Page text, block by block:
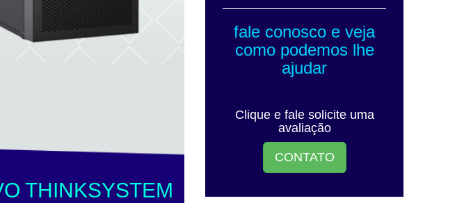
THINKSYSTEM
fale conosco e veja
como podemos lhe
ajudar
Clique e fale solicite uma
avaliação
CONTATO